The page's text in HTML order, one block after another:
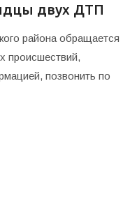
двух ДТП
района обращается
происшествий,
позвонить по